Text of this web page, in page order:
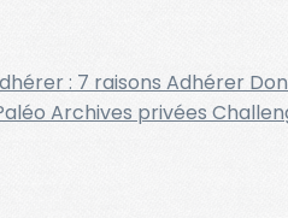
: 7 raisons Adhérer
Archives privées